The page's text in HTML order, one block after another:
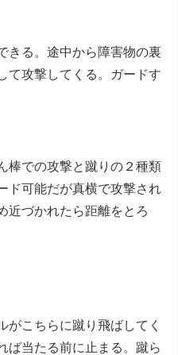
きる。途中から障害物の裏
て攻撃してくる。ガードす
棒での攻撃と蹴りの２種類
ド可能だが真横で攻撃され
近づかれたら距離をとろ
がこちらに蹴り飛ばしてく
ば当たる前に止まる。蹴ら